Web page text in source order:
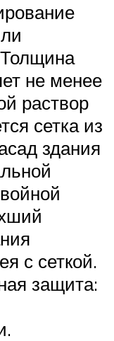
Толщина
не менее
раствор
сетка из
здания
с сеткой.
защита: